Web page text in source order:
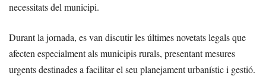
necessitats del municipi.
Durant la jornada, es van discutir les últimes novetats legals que
afecten especialment als municipis rurals, presentant mesures
urgents destinades a facilitar el seu planejament urbanístic i gestió.